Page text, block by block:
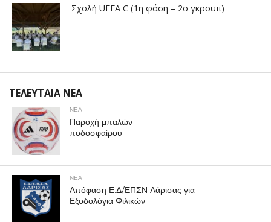
Σχολή UEFA C (1η φάση – 2ο γκρουπ)
ΤΕΛΕΥΤΑΙΑ ΝΕΑ
ΝΕΑ
Παροχή μπαλών
ποδοσφαίρου
ΝΕΑ
Απόφαση Ε.Δ/ΕΠΣΝ Λάρισας για
Εξοδολόγια Φιλικών